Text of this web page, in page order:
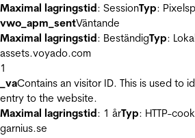
Maximal lagringstid: SessionTyp:
vwo_apm_sentVäntande
Maximal lagringstid: BeständigTyp:
assets.voyado.com
1
_vaContains an visitor ID. This is used to
entry to the website.
Maximal lagringstid: 1 årTyp: HTTP-
garnius.se